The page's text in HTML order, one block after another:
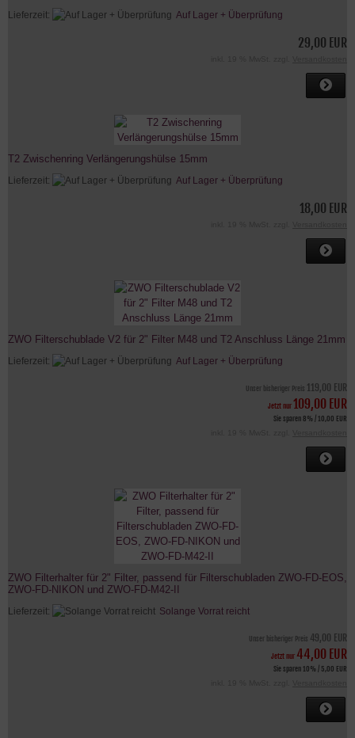
Lieferzeit: Auf Lager + Überprüfung
29,00 EUR
T2 Zwischenring Verlängerungshülse 15mm
Lieferzeit: Auf Lager + Überprüfung
18,00 EUR
ZWO Filterschublade V2 für 2" Filter M48 und T2 Anschluss Länge 21mm
Lieferzeit: Auf Lager + Überprüfung
Unser bisheriger Preis 119,00 EUR
Jetzt nur109,00 EUR
Sie sparen 8% / 10,00 EUR
ZWO Filterhalter für 2" Filter, passend für Filterschubladen ZWO-FD-EOS,
ZWO-FD-NIKON und ZWO-FD-M42-II
Lieferzeit: Solange Vorrat reicht
Unser bisheriger Preis 49,00 EUR
Jetzt nur 44,00 EUR
Sie sparen 10% / 5,00 EUR